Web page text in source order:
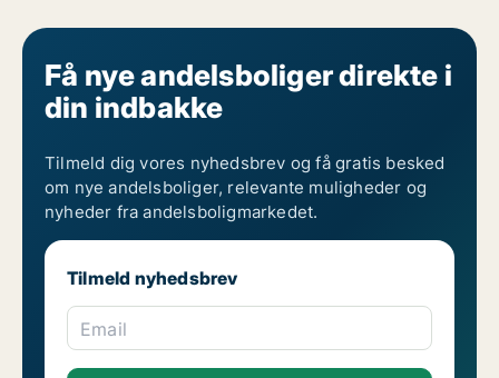
Få nye andelsboliger direkte i
din indbakke
Tilmeld dig vores nyhedsbrev og få gratis besked
om nye andelsboliger, relevante muligheder og
nyheder fra andelsboligmarkedet.
Tilmeld nyhedsbrev
Email